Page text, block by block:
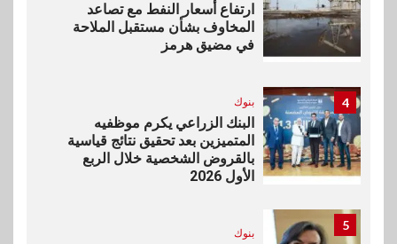
ارتفاع أسعار النفط مع تصاعد
المخاوف بشأن مستقبل الملاحة
في مضيق هرمز
4 بنوك
البنك الزراعي يكرم موظفيه
المتميزين بعد تحقيق نتائج قياسية
بالقروض الشخصية خلال الربع
الأول 2026
5
بنوك